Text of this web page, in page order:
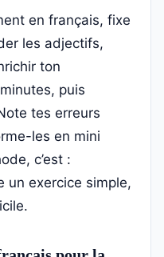
en français, fixe
les adjectifs,
ton
puis
tes erreurs
les en mini
c’est :
un exercice simple,